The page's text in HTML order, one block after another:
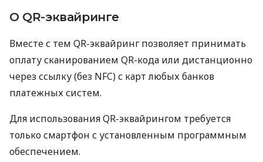
О QR-эквайринге
Вместе с тем QR-эквайринг позволяет принимать
оплату сканированием QR-кода или дистанционно
через ссылку (без NFC) с карт любых банков
платежных систем.
Для использования QR-эквайрингом требуется
только смартфон с установленным программным
обеспечением.